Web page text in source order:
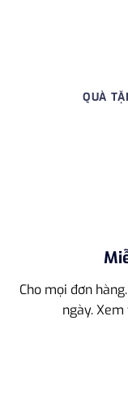
QUÀ
Cho mọi đơn
ngày.